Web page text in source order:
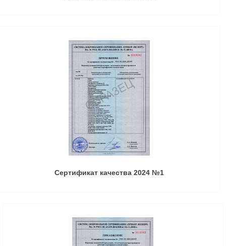
Сертификат качества 2024 №1